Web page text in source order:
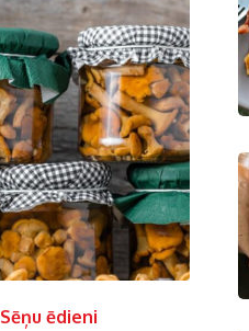
Sēņu ēdieni